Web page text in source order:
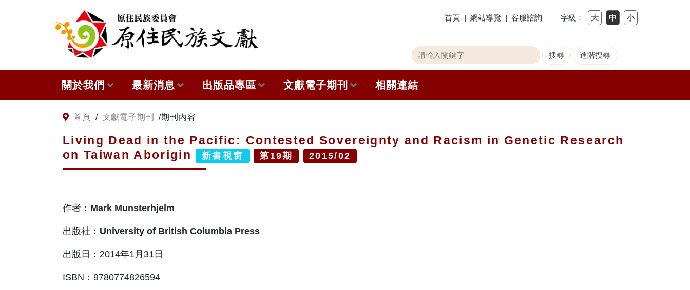
首頁
網站導覽 客服諮詢 字級：
關
鍵
搜
請
輸
關
關於我們
關於原住民族文獻會
原住民族文獻會設置要點
委員介紹
最新消息
網站訊息
徵稿訊息
出版品專區
與國史館共同出版品介紹
出版品查詢
文獻電子期刊
歷史期刊
訂閱電子報
相關連結
首頁 / 文獻電子期刊 /期刊內容
Living Dead in the Pacific: Contested Sovereignty and Racism in Genetic Research
on Taiwan Aborigin 新書視窗 第 19期 2015/02
作者： Mark Munsterhjelm
出版社： University of British Columbia Press
出版日： 2014年1月 31 日
ISBN ： 9780774826594